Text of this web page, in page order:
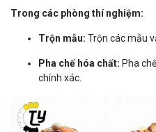
Trong các phòng thí nghiệm:
Trộn mẫu: Trộn các mẫu
Pha chế hóa chất: Pha
chính xác.